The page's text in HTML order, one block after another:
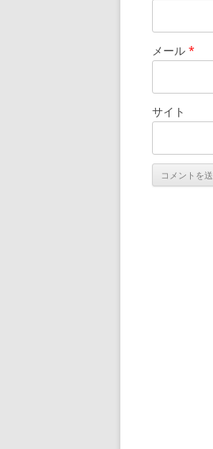
メール *
サイト